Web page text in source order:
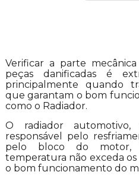
Verificar a parte
peças danificadas é
principalmente quando
que garantam o bom
como o Radiador.
O radiador
responsável pelo
pelo bloco do
temperatura não exceda os
o bom funcionamento do